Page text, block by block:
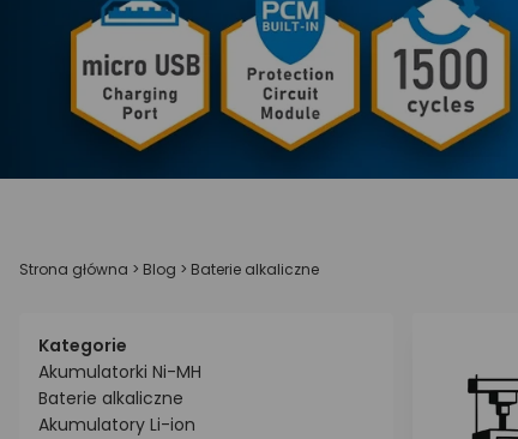
Strona główna > Blog > Baterie alkaliczne
Kategorie
Akumulatorki Ni-MH
Baterie alkaliczne
Akumulatory Li-ion